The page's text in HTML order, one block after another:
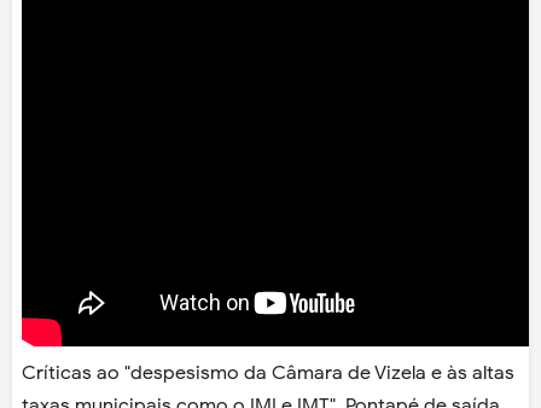
Críticas ao "despesismo da Câmara de Vizela e às altas